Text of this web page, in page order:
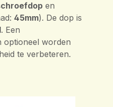
en
45mm). De dop is
. Een
optioneel worden
te verbeteren.